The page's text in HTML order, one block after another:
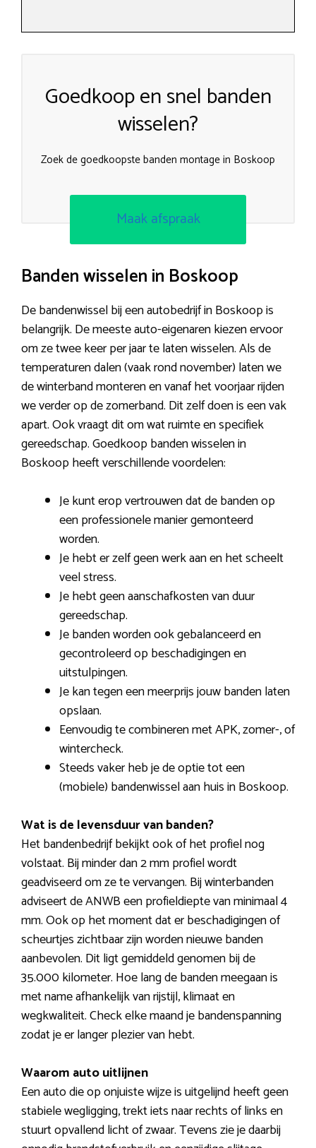
Goedkoop en snel banden
wisselen?
Zoek de goedkoopste banden montage in Boskoop
Maak afspraak
Banden wisselen in Boskoop
De bandenwissel bij een autobedrijf in Boskoop is
belangrijk. De meeste auto-eigenaren kiezen ervoor
om ze twee keer per jaar te laten wisselen. Als de
temperaturen dalen (vaak rond november) laten we
de winterband monteren en vanaf het voorjaar rijden
we verder op de zomerband. Dit zelf doen is een vak
apart. Ook vraagt dit om wat ruimte en specifiek
gereedschap. Goedkoop banden wisselen in
Boskoop heeft verschillende voordelen:
Je kunt erop vertrouwen dat de banden op
een professionele manier gemonteerd
worden.
Je hebt er zelf geen werk aan en het scheelt
veel stress.
Je hebt geen aanschafkosten van duur
gereedschap.
Je banden worden ook gebalanceerd en
gecontroleerd op beschadigingen en
uitstulpingen.
Je kan tegen een meerprijs jouw banden laten
opslaan.
Eenvoudig te combineren met APK, zomer-, of
wintercheck.
Steeds vaker heb je de optie tot een
(mobiele) bandenwissel aan huis in Boskoop.
Wat is de levensduur van banden?
Het bandenbedrijf bekijkt ook of het profiel nog
volstaat. Bij minder dan 2 mm profiel wordt
geadviseerd om ze te vervangen. Bij winterbanden
adviseert de ANWB een profieldiepte van minimaal 4
mm. Ook op het moment dat er beschadigingen of
scheurtjes zichtbaar zijn worden nieuwe banden
aanbevolen. Dit ligt gemiddeld genomen bij de
35.000 kilometer. Hoe lang de banden meegaan is
met name afhankelijk van rijstijl, klimaat en
wegkwaliteit. Check elke maand je bandenspanning
zodat je er langer plezier van hebt.
Waarom auto uitlijnen
Een auto die op onjuiste wijze is uitgelijnd heeft geen
stabiele wegligging, trekt iets naar rechts of links en
stuurt opvallend licht of zwaar. Tevens zie je daarbij